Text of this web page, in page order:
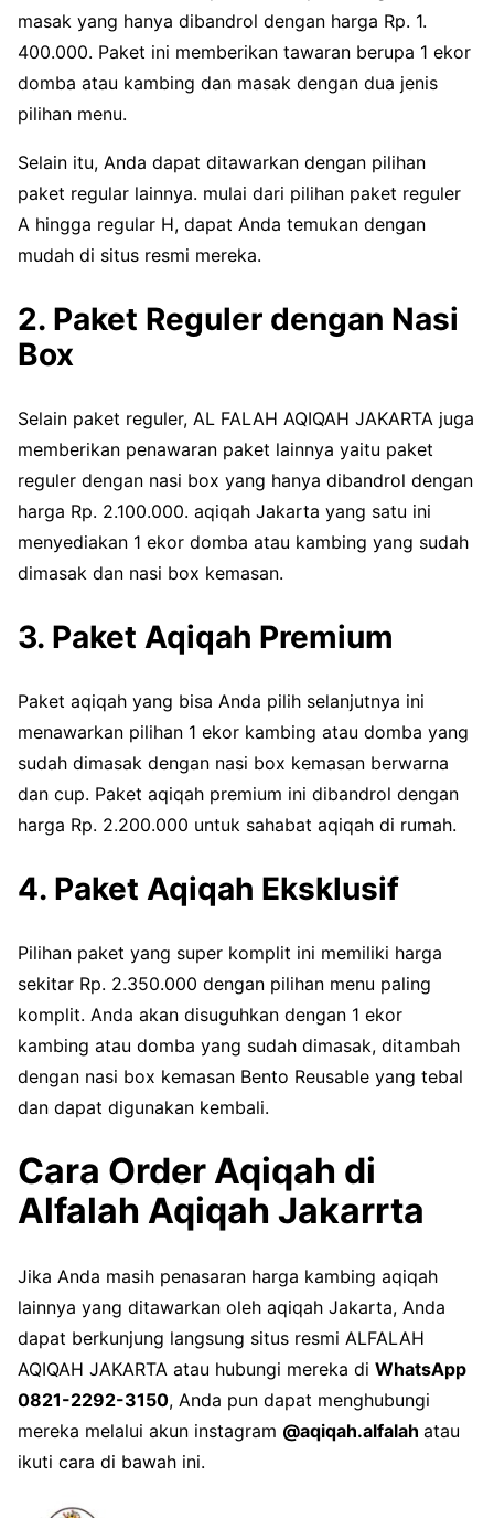
masak yang hanya dibandrol dengan harga Rp. 1.
400.000. Paket ini memberikan tawaran berupa 1 ekor
domba atau kambing dan masak dengan dua jenis
pilihan menu.
Selain itu, Anda dapat ditawarkan dengan pilihan
paket regular lainnya. mulai dari pilihan paket reguler
A hingga regular H, dapat Anda temukan dengan
mudah di situs resmi mereka.
2. Paket Reguler dengan Nasi
Box
Selain paket reguler, AL FALAH AQIQAH JAKARTA juga
memberikan penawaran paket lainnya yaitu paket
reguler dengan nasi box yang hanya dibandrol dengan
harga Rp. 2.100.000. aqiqah Jakarta yang satu ini
menyediakan 1 ekor domba atau kambing yang sudah
dimasak dan nasi box kemasan.
3. Paket Aqiqah Premium
Paket aqiqah yang bisa Anda pilih selanjutnya ini
menawarkan pilihan 1 ekor kambing atau domba yang
sudah dimasak dengan nasi box kemasan berwarna
dan cup. Paket aqiqah premium ini dibandrol dengan
harga Rp. 2.200.000 untuk sahabat aqiqah di rumah.
4. Paket Aqiqah Eksklusif
Pilihan paket yang super komplit ini memiliki harga
sekitar Rp. 2.350.000 dengan pilihan menu paling
komplit. Anda akan disuguhkan dengan 1 ekor
kambing atau domba yang sudah dimasak, ditambah
dengan nasi box kemasan Bento Reusable yang tebal
dan dapat digunakan kembali.
Cara Order Aqiqah di
Alfalah Aqiqah Jakarrta
Jika Anda masih penasaran harga kambing aqiqah
lainnya yang ditawarkan oleh aqiqah Jakarta, Anda
dapat berkunjung langsung situs resmi ALFALAH
AQIQAH JAKARTA atau hubungi mereka di WhatsApp
0821-2292-3150, Anda pun dapat menghubungi
mereka melalui akun instagram @aqiqah.alfalah atau
ikuti cara di bawah ini.